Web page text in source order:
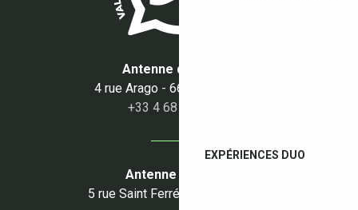
EXPÉRIENCES DUO
Antenne du Boulou
4 rue Arago - 66160 Le Boulou
+33 4 68 87 50 95
Antenne du Céret
5 rue Saint Ferréol - 66400 Céret